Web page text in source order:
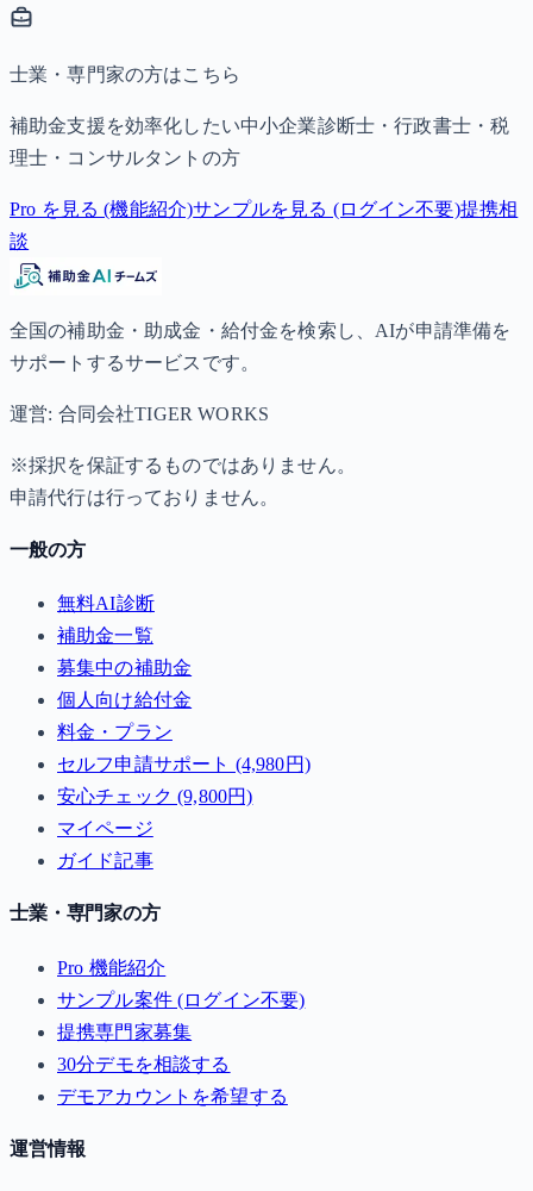
士業・専門家の方はこちら
補助金支援を効率化したい中小企業診断士・行政書士・税
理士・コンサルタントの方
Pro を見る (機能紹介)サンプルを見る (ログイン不要)提携相
談
全国の補助金・助成金・給付金を検索し、AIが申請準備を
サポートするサービスです。
運営: 合同会社TIGER WORKS
※採択を保証するものではありません。
申請代行は行っておりません。
一般の方
無料AI診断
補助金一覧
募集中の補助金
個人向け給付金
料金・プラン
セルフ申請サポート (4,980円)
安心チェック (9,800円)
マイページ
ガイド記事
士業・専門家の方
Pro 機能紹介
サンプル案件 (ログイン不要)
提携専門家募集
30分デモを相談する
デモアカウントを希望する
運営情報